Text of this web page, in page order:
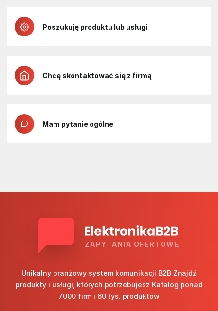
Poszukuję produktu lub usługi
Chcę skontaktować się z firmą
Mam pytanie ogólne
ZAPYTANIA OFERTOWE
Unikalny branżowy system komunikacji B2B Znajdź
produkty i usługi, których potrzebujesz Katalog ponad
7000 firm i 60 tys. produktów